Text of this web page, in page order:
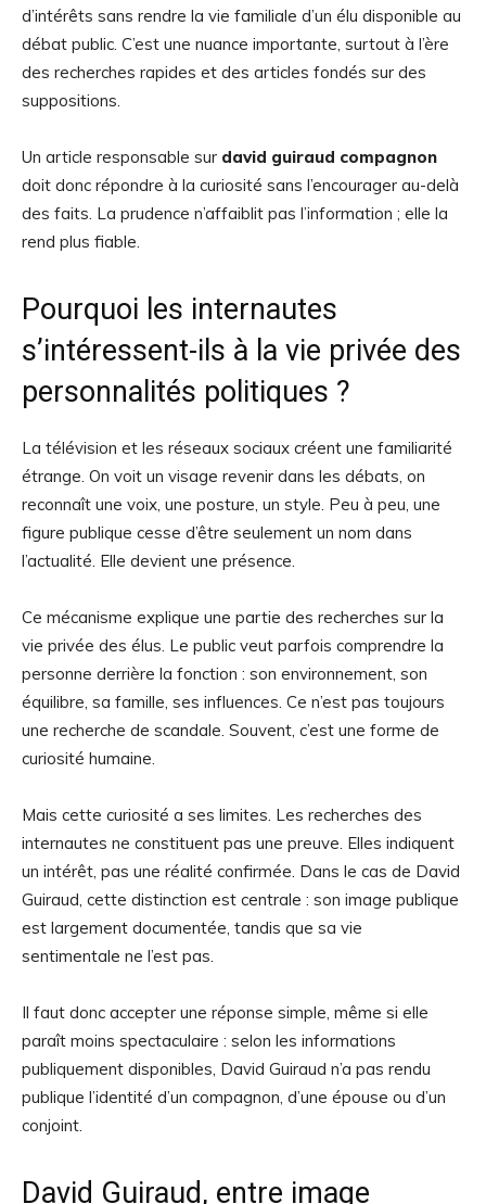
d’intérêts sans rendre la vie familiale d’un élu disponible au
débat public. C’est une nuance importante, surtout à l’ère
des recherches rapides et des articles fondés sur des
suppositions.
Un article responsable sur david guiraud compagnon
doit donc répondre à la curiosité sans l’encourager au-delà
des faits. La prudence n’affaiblit pas l’information ; elle la
rend plus fiable.
Pourquoi les internautes
s’intéressent-ils à la vie privée des
personnalités politiques ?
La télévision et les réseaux sociaux créent une familiarité
étrange. On voit un visage revenir dans les débats, on
reconnaît une voix, une posture, un style. Peu à peu, une
figure publique cesse d’être seulement un nom dans
l’actualité. Elle devient une présence.
Ce mécanisme explique une partie des recherches sur la
vie privée des élus. Le public veut parfois comprendre la
personne derrière la fonction : son environnement, son
équilibre, sa famille, ses influences. Ce n’est pas toujours
une recherche de scandale. Souvent, c’est une forme de
curiosité humaine.
Mais cette curiosité a ses limites. Les recherches des
internautes ne constituent pas une preuve. Elles indiquent
un intérêt, pas une réalité confirmée. Dans le cas de David
Guiraud, cette distinction est centrale : son image publique
est largement documentée, tandis que sa vie
sentimentale ne l’est pas.
Il faut donc accepter une réponse simple, même si elle
paraît moins spectaculaire : selon les informations
publiquement disponibles, David Guiraud n’a pas rendu
publique l’identité d’un compagnon, d’une épouse ou d’un
conjoint.
David Guiraud, entre image